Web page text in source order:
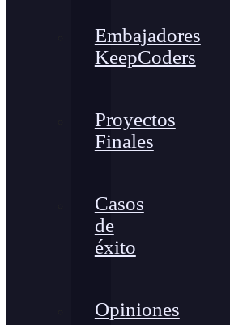
Embajadores
KeepCoders
Proyectos
Finales
Casos
de
éxito
Opiniones